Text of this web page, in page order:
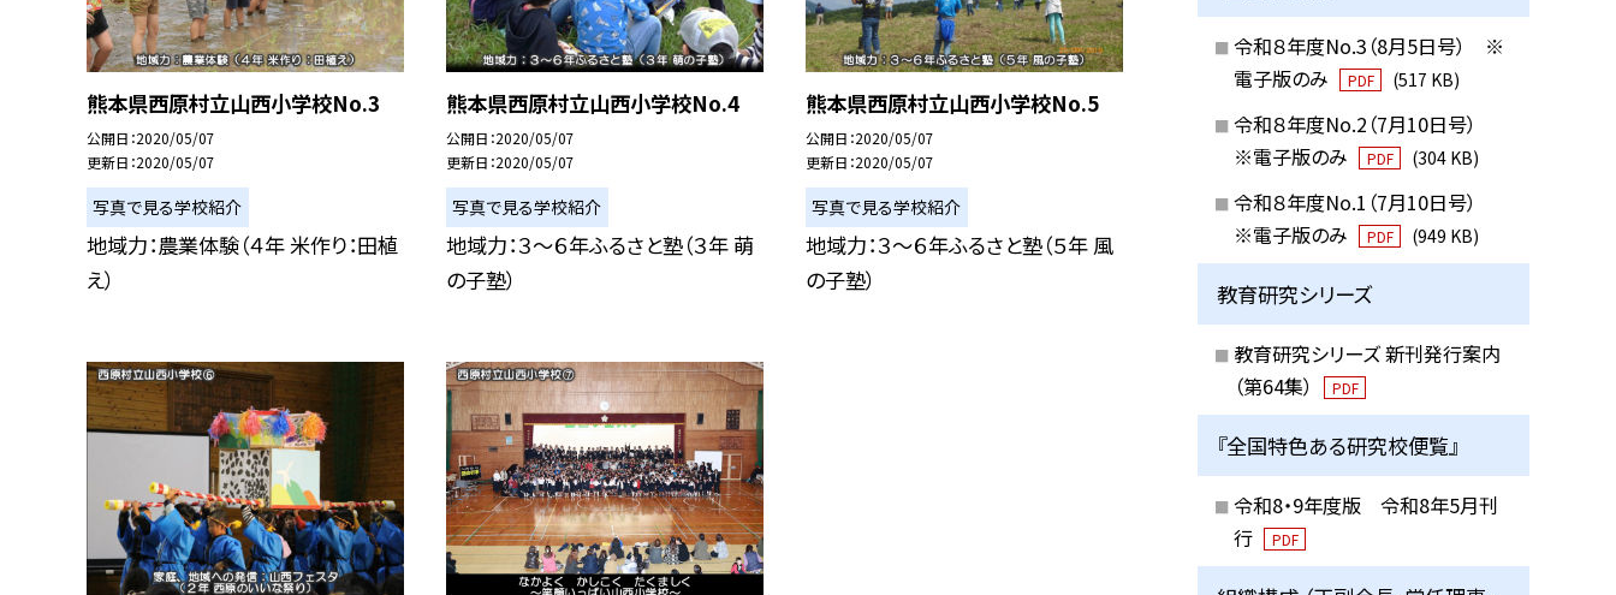
熊本県西原村立山西小学校No.3
公開日 2020/05/07
更新日 2020/05/07
写真で見る学校紹介
地域力：農業体験（４年 米作り：田植
え）
熊本県西原村立山西小学校No.4
公開日 2020/05/07
更新日 2020/05/07
写真で見る学校紹介
地域力：３〜６年ふるさと塾（３年 萌
の子塾）
熊本県西原村立山西小学校No.5
公開日 2020/05/07
更新日 2020/05/07
写真で見る学校紹介
地域力：３〜６年ふるさと塾（５年 風
の子塾）
令和８年度No.3（8月5日号） ※
電子版のみ
PDF (517 KB)
令和８年度No.2（7月10日号）
※電子版のみ
PDF (304 KB)
令和８年度No.1（7月10日号）
※電子版のみ
PDF (949 KB)
教育研究シリーズ
教育研究シリーズ 新刊発行案内
（第64集）
PDF
『全国特色ある研究校便覧』
令和8・9年度版 令和8年5月刊
行
PDF